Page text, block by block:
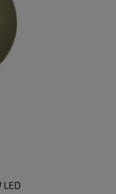
LED